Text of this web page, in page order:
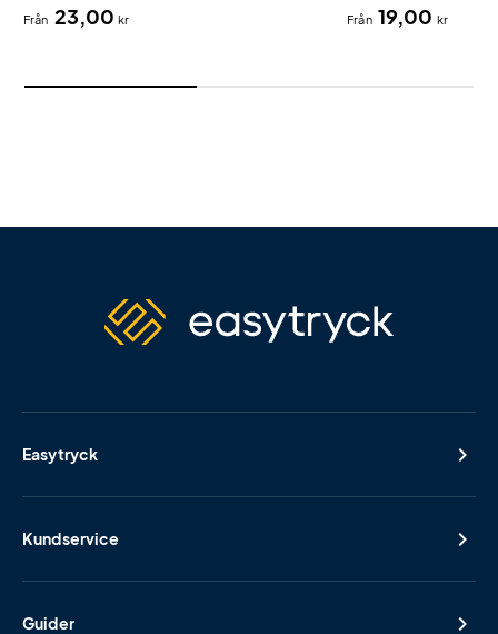
eller handväskan.
Från 23,00kr
rustik, naturnära
Från 19,00 kr
Easytryck
Kundservice
Guider